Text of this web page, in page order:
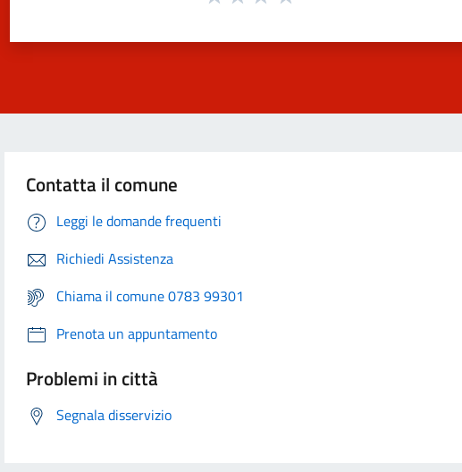
Contatta il comune
Leggi le domande frequenti
Richiedi Assistenza
Chiama il comune 0783 99301
Prenota un appuntamento
Problemi in città
Segnala disservizio